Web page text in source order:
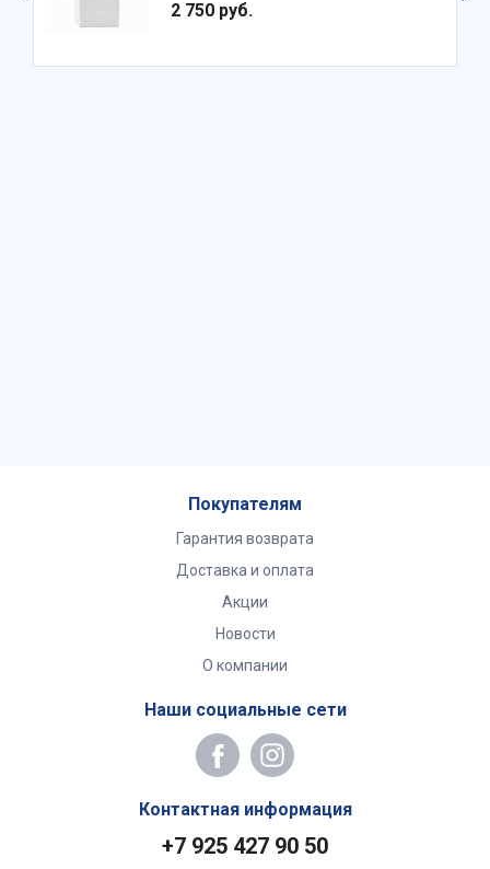
2 750 руб.
Покупателям
Гарантия возврата
Доставка и оплата
Акции
Новости
О компании
Наши социальные сети
Контактная информация
+7 925 427 90 50